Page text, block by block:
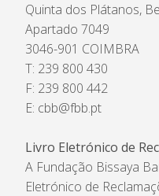
Quinta dos Plátanos,
Apartado 7049
3046-901 COIMBRA
T: 239 800 430
F: 239 800 442
E: cbb@fbb.pt
Livro Eletrónico de
A Fundação Bissaya
Eletrónico de